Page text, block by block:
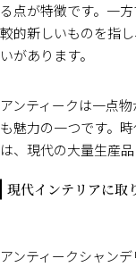
る点が特徴です。一
較的新しいものを指
いがあります。
アンティークは一点
も魅力の一つです。
は、現代の大量生産
現代インテリアに取
アンティークシャン